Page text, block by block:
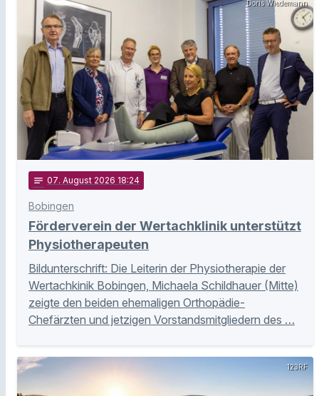
Doris Wiedemann
notes 07. August 2026 18:24
Bobingen
Förderverein der Wertachklinik unterstützt
Physiotherapeuten
Bildunterschrift: Die Leiterin der Physiotherapie der
Wertachkinik Bobingen, Michaela Schildhauer (Mitte)
zeigte den beiden ehemaligen Orthopädie-
Chefärzten und jetzigen Vorstandsmitgliedern des …
123RF